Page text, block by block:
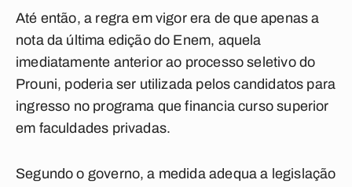
Até então, a regra em vigor era de que apenas a
nota da última edição do Enem, aquela
imediatamente anterior ao processo seletivo do
Prouni, poderia ser utilizada pelos candidatos para
ingresso no programa que financia curso superior
em faculdades privadas.
Segundo o governo, a medida adequa a legislação